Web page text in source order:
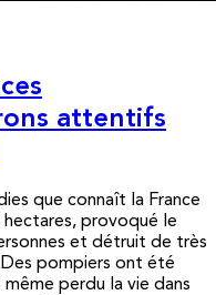
attentifs
que connaît la France
provoqué le
et détruit de très
pompiers ont été
perdu la vie dans